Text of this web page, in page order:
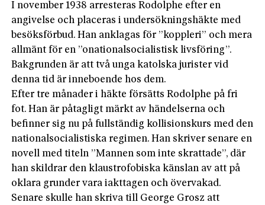
I november 1938 arresteras Rodolphe efter en
angivelse och placeras i undersökningshäkte med
besöksförbud. Han anklagas för ”koppleri” och mera
allmänt för en ”onational­socialistisk livsföring”.
Bakgrunden är att två unga katolska jurister vid
denna tid är inneboende hos dem.
Efter tre månader i häkte försätts Rodolphe på fri
fot. Han är påtagligt märkt av händelserna och
befinner sig nu på fullständig kollisionskurs med den
nationalsocialistiska regimen. Han skriver senare en
novell med titeln ”Mannen som inte skrattade”, där
han skildrar den klaustrofobiska känslan av att på
oklara grunder vara iakttagen och övervakad.
Senare skulle han skriva till George Grosz att